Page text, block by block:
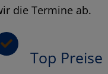
die Termine ab.
Top Preise